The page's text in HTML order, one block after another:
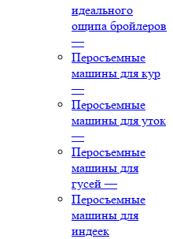
идеального
ощипа бройлеров
—
Перосъемные
машины для кур
—
Перосъемные
машины для уток
—
Перосъемные
машины для
гусей —
Перосъемные
машины для
индеек